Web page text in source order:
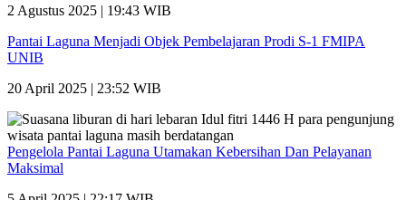
2 Agustus 2025 | 19:43 WIB
Pantai Laguna Menjadi Objek Pembelajaran Prodi S-1 FMIPA
UNIB
20 April 2025 | 23:52 WIB
Pengelola Pantai Laguna Utamakan Kebersihan Dan Pelayanan
Maksimal